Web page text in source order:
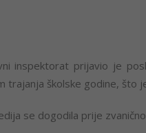
inspektorat prijavio je
trajanja školske godine, što
se dogodila prije